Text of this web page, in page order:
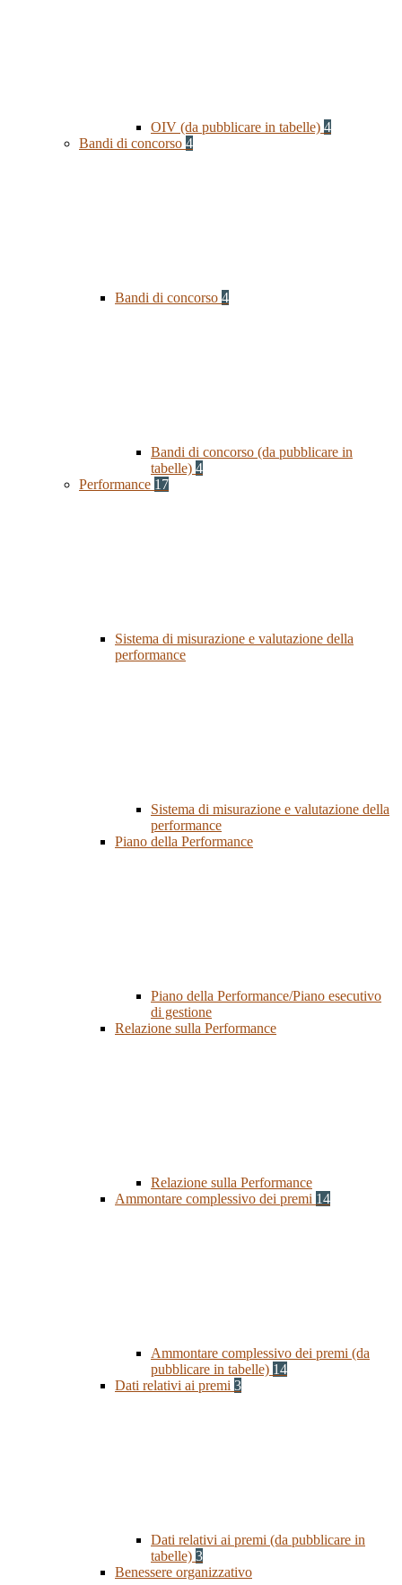
OIV (da pubblicare in tabelle) 4
Bandi di concorso 4
Bandi di concorso 4
Bandi di concorso (da pubblicare in
tabelle) 4
Performance 17
Sistema di misurazione e valutazione della
performance
Sistema di misurazione e valutazione della
performance
Piano della Performance
Piano della Performance/Piano esecutivo
di gestione
Relazione sulla Performance
Relazione sulla Performance
Ammontare complessivo dei premi 14
Ammontare complessivo dei premi (da
pubblicare in tabelle) 14
Dati relativi ai premi 3
Dati relativi ai premi (da pubblicare in
tabelle) 3
Benessere organizzativo